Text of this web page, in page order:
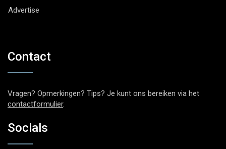
Advertise
Contact
Vragen? Opmerkingen? Tips? Je kunt ons bereiken via het
contactformulier.
Socials